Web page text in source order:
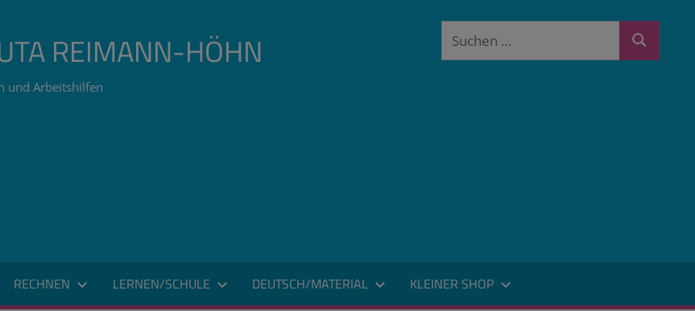
REIMANN-HÖHN
und Arbeitshilfen
Suchen
Suchen
RECHNEN LERNEN/SCHULE DEUTSCH/MATERIAL KLEINER SHOP